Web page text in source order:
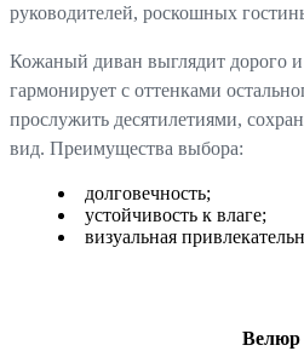
руководителей, роскошных
Кожаный диван выглядит дорого
гармонирует с оттенками
прослужить десятилетиями,
вид. Преимущества выбора:
долговечность;
устойчивость к влаге;
визуальная
Велюр